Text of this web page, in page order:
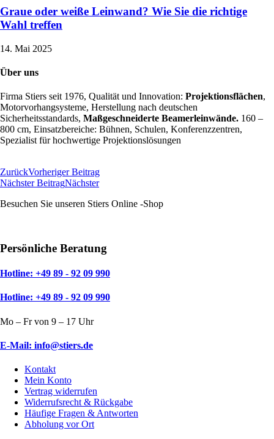
Graue oder weiße Leinwand? Wie Sie die richtige
Wahl treffen
14. Mai 2025
Über uns
Firma Stiers seit 1976, Qualität und Innovation: Projektionsflächen,
Motorvorhangsysteme, Herstellung nach deutschen
Sicherheitsstandards, Maßgeschneiderte Beamerleinwände. 160 –
800 cm, Einsatzbereiche: Bühnen, Schulen, Konferenzzentren,
Spezialist für hochwertige Projektionslösungen
ZurückVorheriger Beitrag
Nächster BeitragNächster
Besuchen Sie unseren Stiers Online -Shop
Persönliche Beratung
Hotline: +49 89 - 92 09 990
Hotline: +49 89 - 92 09 990
Mo – Fr von 9 – 17 Uhr
E-Mail: info@stiers.de
Kontakt
Mein Konto
Vertrag widerrufen
Widerrufsrecht & Rückgabe
Häufige Fragen & Antworten
Abholung vor Ort